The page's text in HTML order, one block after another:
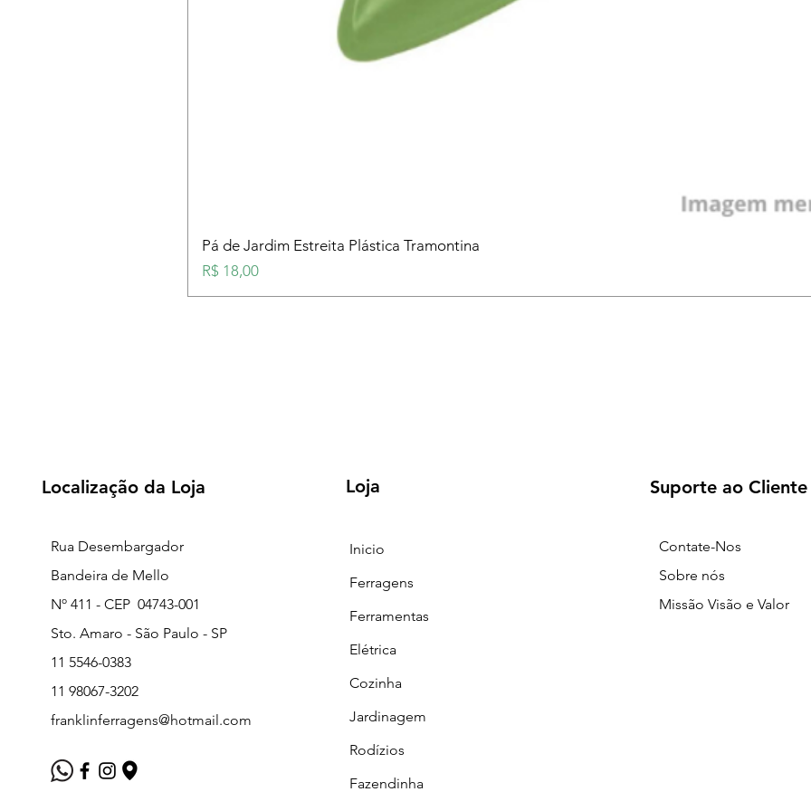
Pá de Jardim Estreita Plástica Tramontina
Preço
R$ 18,00
Localização da Loja
Rua Desembargador
Bandeira de Mello
Nº 411 - CEP 04743-001
Sto. Amaro - São Paulo - SP
11 5546-0383
11 98067-3202
franklinferragens@hotmail.com
Loja
Inicio
Ferragens
Ferramentas
Elétrica
Cozinha
Jardinagem
Rodízios
Fazendinha
Suporte ao Cliente
Contate-Nos
Sobre nós
Missão Visão e Valor